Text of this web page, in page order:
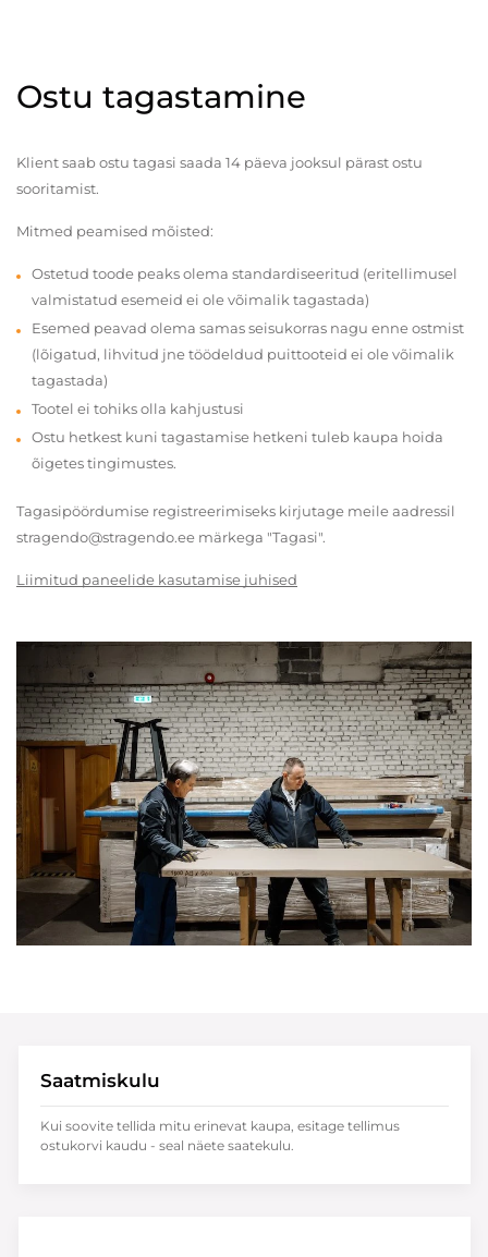
Ostu tagastamine
Klient saab ostu tagasi saada 14 päeva jooksul pärast ostu
sooritamist.
Mitmed peamised mõisted:
Ostetud toode peaks olema standardiseeritud (eritellimusel
valmistatud esemeid ei ole võimalik tagastada)
Esemed peavad olema samas seisukorras nagu enne ostmist
(lõigatud, lihvitud jne töödeldud puittooteid ei ole võimalik
tagastada)
Tootel ei tohiks olla kahjustusi
Ostu hetkest kuni tagastamise hetkeni tuleb kaupa hoida
õigetes tingimustes.
Tagasipöördumise registreerimiseks kirjutage meile aadressil
stragendo@stragendo.ee märkega "Tagasi".
Liimitud paneelide kasutamise juhised
Saatmiskulu
Kui soovite tellida mitu erinevat kaupa, esitage tellimus
ostukorvi kaudu - seal näete saatekulu.